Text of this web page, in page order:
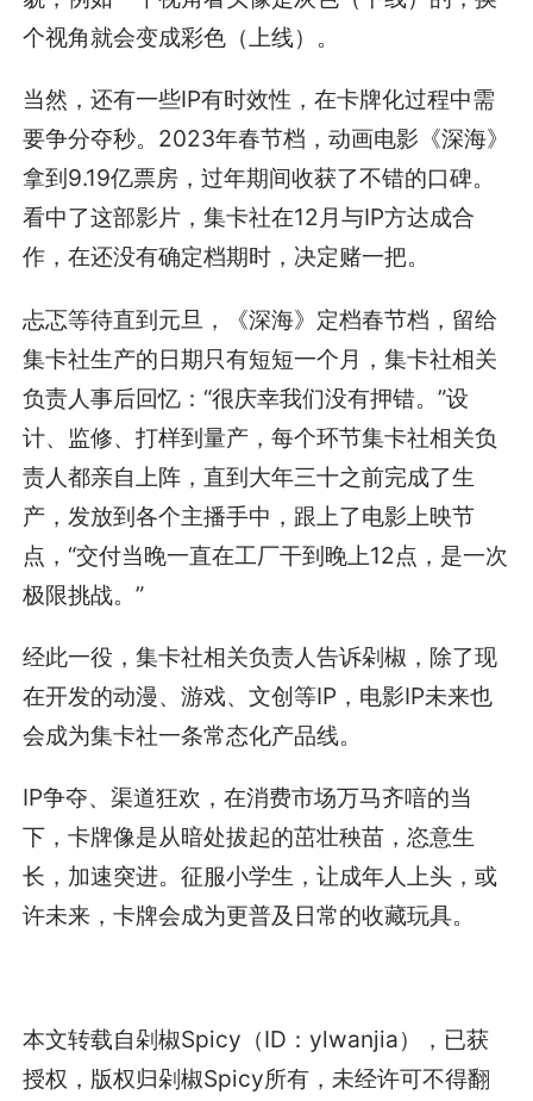
个视角就会变成彩色（上线）。
当然，还有一些IP有时效性，在卡牌化过程中需
要争分夺秒。2023年春节档，动画电影《深海》
拿到9.19亿票房，过年期间收获了不错的口碑。
看中了这部影片，集卡社在12月与IP方达成合
作，在还没有确定档期时，决定赌一把。
忐忑等待直到元旦，《深海》定档春节档，留给
集卡社生产的日期只有短短一个月，集卡社相关
负责人事后回忆：“很庆幸我们没有押错。”设
计、监修、打样到量产，每个环节集卡社相关负
责人都亲自上阵，直到大年三十之前完成了生
产，发放到各个主播手中，跟上了电影上映节
点，“交付当晚一直在工厂干到晚上12点，是一次
极限挑战。”
经此一役，集卡社相关负责人告诉剁椒，除了现
在开发的动漫、游戏、文创等IP，电影IP未来也
会成为集卡社一条常态化产品线。
IP争夺、渠道狂欢，在消费市场万马齐喑的当
下，卡牌像是从暗处拔起的茁壮秧苗，恣意生
长，加速突进。征服小学生，让成年人上头，或
许未来，卡牌会成为更普及日常的收藏玩具。
本文转载自剁椒Spicy（ID：ylwanjia），已获
授权，版权归剁椒Spicy所有，未经许可不得翻